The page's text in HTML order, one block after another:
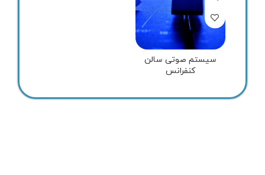
سیستم صوتی سالن
کنفرانس